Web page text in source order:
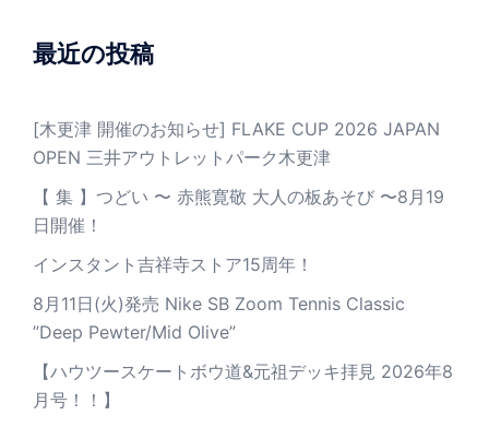
最近の投稿
[木更津 開催のお知らせ] FLAKE CUP 2026 JAPAN
OPEN 三井アウトレットパーク木更津
【 集 】つどい 〜 赤熊寛敬 大人の板あそび 〜8月19
日開催！
インスタント吉祥寺ストア15周年！
8月11日(火)発売 Nike SB Zoom Tennis Classic
”Deep Pewter/Mid Olive”
【ハウツースケートボウ道&元祖デッキ拝見 2026年8
月号！！】